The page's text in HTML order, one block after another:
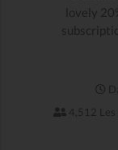
lovely
4,512 Les